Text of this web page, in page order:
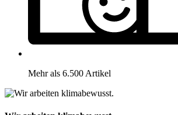
Mehr als 6.500 Artikel